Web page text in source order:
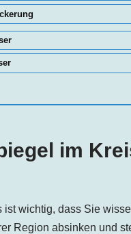
im
ist wichtig, dass Sie
Region absinken und